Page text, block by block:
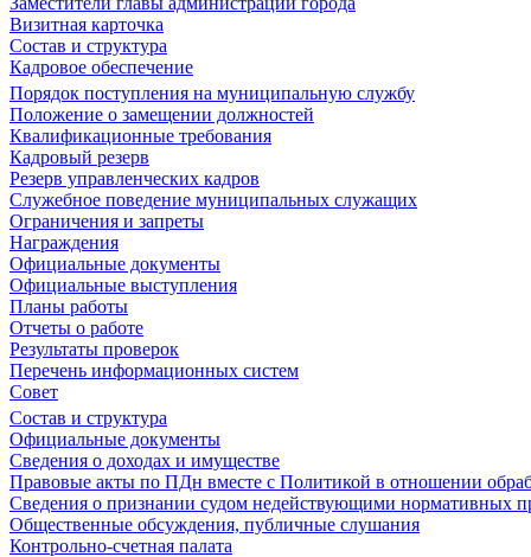
Визитная карточка
Состав и структура
Кадровое обеспечение
Порядок поступления на муниципальную службу
Положение о замещении должностей
Квалификационные требования
Кадровый резерв
Резерв управленческих кадров
Служебное поведение муниципальных служащих
Ограничения и запреты
Награждения
Официальные документы
Официальные выступления
Планы работы
Отчеты о работе
Результаты проверок
Перечень информационных систем
Совет
Состав и структура
Официальные документы
Сведения о доходах и имуществе
Правовые акты по ПДн вместе с Политикой в отношении
Сведения о признании судом недействующими нормативных
Общественные обсуждения, публичные слушания
Контрольно-счетная палата